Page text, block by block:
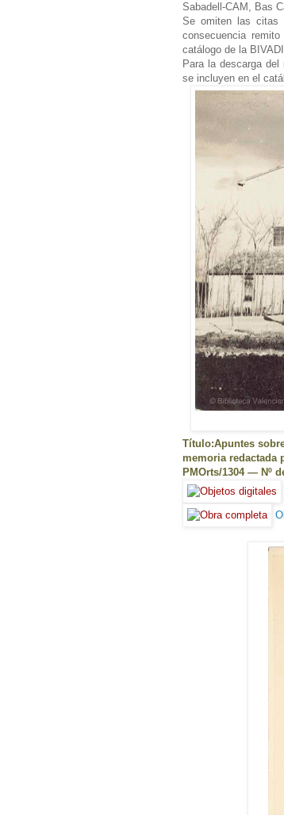
Sabadell-CAM, Bas
Se omiten las citas
consecuencia
catálogo de la
Para la descarga
se incluyen en el
Título:Apuntes
memoria redactada
PMOrts/1304 — Nº